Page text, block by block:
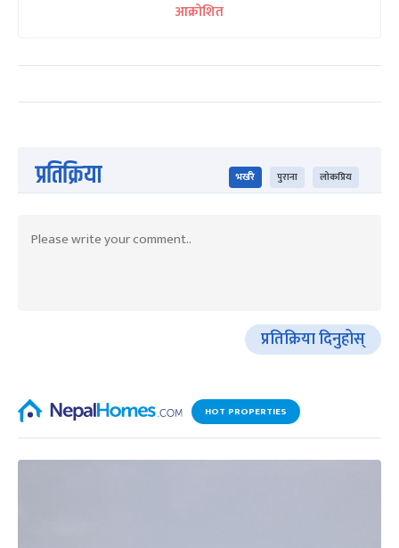
आक्रोशित
प्रतिक्रिया भर्खरै पुराना लोकप्रिय
प्रतिक्रिया दिनुहोस्
HOT PROPERTIES